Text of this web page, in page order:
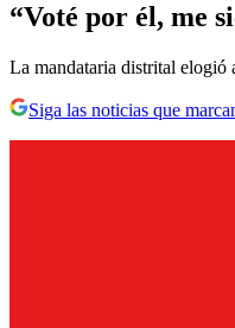
“Voté por él, me
La mandataria distrital elogió
Siga las noticias que